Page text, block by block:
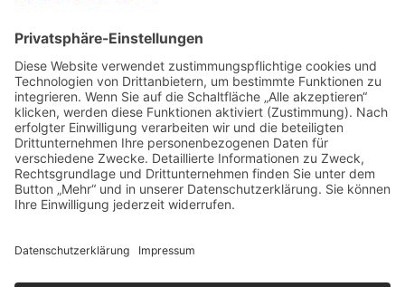
Öffnungszeiten Büro und Hofladen:
Hofladen:
Montag bis Sonntag von 09:00 – 11:30 Uhr und 14:00 –
18:00 Uhr
Telefonisch erreichen Sie uns:
Montag bis Freitag von 09:00 – 11:30 Uhr